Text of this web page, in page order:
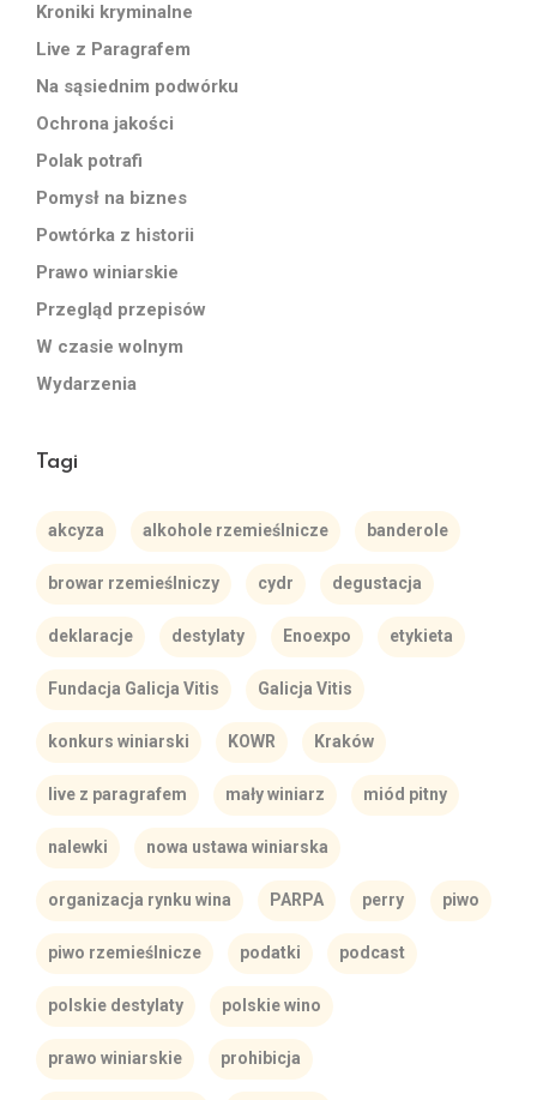
Kroniki kryminalne
Live z Paragrafem
Na sąsiednim podwórku
Ochrona jakości
Polak potrafi
Pomysł na biznes
Powtórka z historii
Prawo winiarskie
Przegląd przepisów
W czasie wolnym
Wydarzenia
Tagi
akcyza alkohole rzemieślnicze banderole
browar rzemieślniczy cydr degustacja
deklaracje destylaty Enoexpo etykieta
Fundacja Galicja Vitis Galicja Vitis
konkurs winiarski KOWR Kraków
live z paragrafem mały winiarz miód pitny
nalewki nowa ustawa winiarska
organizacja rynku wina PARPA perry piwo
piwo rzemieślnicze podatki podcast
polskie destylaty polskie wino
prawo winiarskie prohibicja